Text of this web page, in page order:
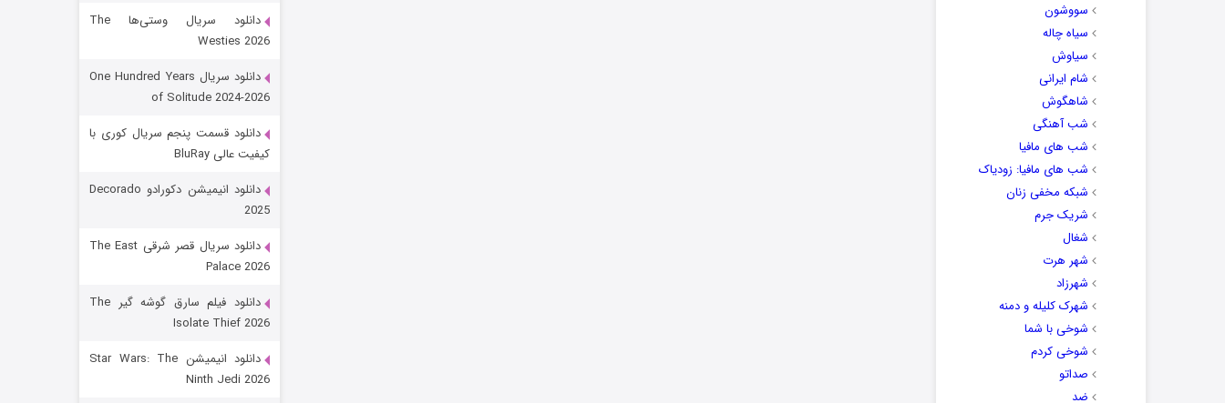
سووشون
سیاه چاله
سیاوش
شام ایرانی
شاهگوش
شب آهنگی
شب های مافیا
شب های مافیا: زودیاک
شبکه مخفی زنان
شریک جرم
شغال
شهر هرت
شهرزاد
شهرک کلیله و دمنه
شوخی با شما
شوخی کردم
صداتو
ضد
باب اسفنجی فصل ۱۷
قسمت
دانلود سریال وستی‌ها The
Westies 2026
دانلود سریال One Hundred Years
of Solitude 2024-2026
دانلود قسمت پنجم سریال کوری با
کیفیت عالی BluRay
دانلود انیمیشن دکورادو Decorado
2025
دانلود سریال قصر شرقی The East
Palace 2026
دانلود فیلم سارق گوشه گیر The
Isolate Thief 2026
دانلود انیمیشن Star Wars: The
Ninth Jedi 2026